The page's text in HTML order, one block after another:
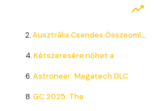
2.Ausztrália Csendes Összeomlása
4.Kétszeresére nőhet a
6.Astroneer: Megatech DLC
8.GC 2025: The